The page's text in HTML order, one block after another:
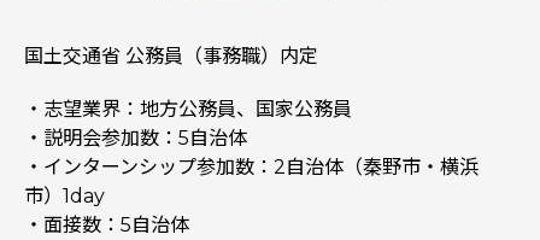
国土交通省 公務員（事務職）内定
・志望業界：地方公務員、国家公務員
・説明会参加数：5自治体
・インターンシップ参加数：2自治体（秦野市・横浜
市）1day
・面接数：5自治体